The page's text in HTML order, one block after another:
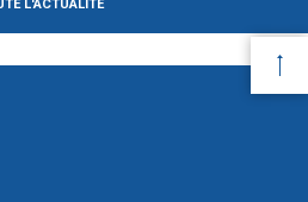
L'ACTUALITÉ